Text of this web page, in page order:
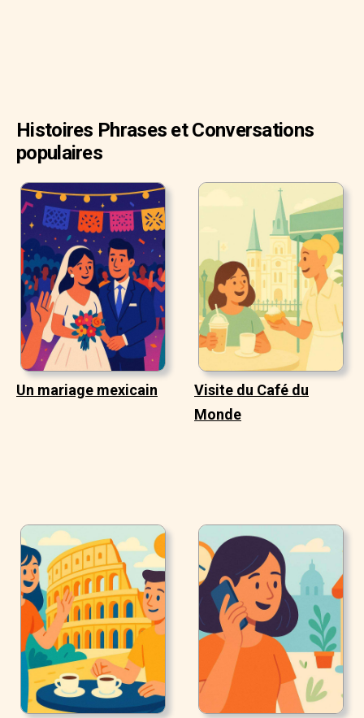
Histoires Phrases et Conversations
populaires
Un mariage mexicain
Visite du Café du
Monde